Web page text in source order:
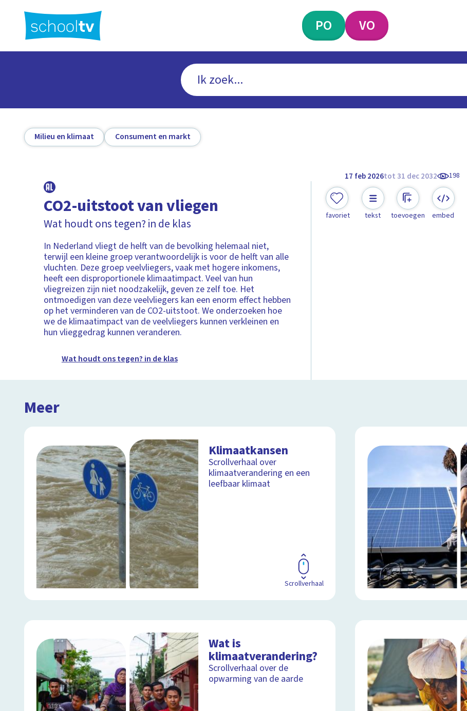
hoofdinhoud
PO VO
Milieu en klimaat Consument en markt
17 feb 2026tot 31 dec 2032 198
CO2-uitstoot van vliegen
Wat houdt ons tegen? in de klas
In Nederland vliegt de helft van de bevolking helemaal niet,
terwijl een kleine groep verantwoordelijk is voor de helft van alle
vluchten. Deze groep veelvliegers, vaak met hogere inkomens,
heeft een disproportionele klimaatimpact. Veel van hun
vliegreizen zijn niet noodzakelijk, geven ze zelf toe. Het
ontmoedigen van deze veelvliegers kan een enorm effect hebben
op het verminderen van de CO2-uitstoot. We onderzoeken hoe
we de klimaatimpact van de veelvliegers kunnen verkleinen en
hun vlieggedrag kunnen veranderen.
Wat houdt ons tegen? in de klas
favoriet tekst toevoegen embed
Meer
Klimaatkansen
Scrollverhaal over
klimaatverandering en een
leefbaar klimaat
Scrollverhaal
Wat is
klimaatverandering?
Scrollverhaal over de
opwarming van de aarde